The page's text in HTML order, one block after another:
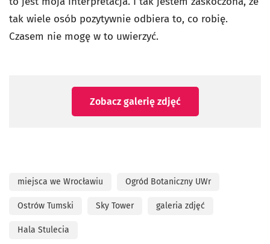
tak wiele osób pozytywnie odbiera to, co robię.
Czasem nie mogę w to uwierzyć.
Zobacz galerię zdjęć
miejsca we Wrocławiu Ogród Botaniczny UWr
Ostrów Tumski Sky Tower galeria zdjęć
Hala Stulecia